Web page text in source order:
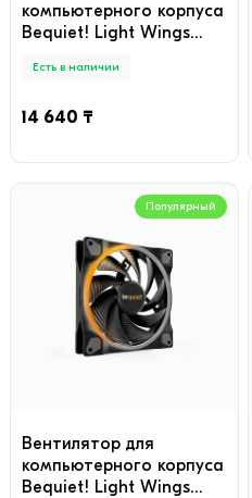
компьютерного корпуса
Bequiet! Light Wings
ARGB
Есть в наличии
14 640 ₸
Популярный
Вентилятор для
компьютерного корпуса
Bequiet! Light Wings